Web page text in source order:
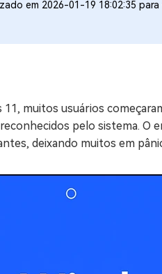
Excluir arquivos duplicados e limpar
Ferramentas
Mac Boot Genius
Grátis
Corrigir Erros de Mac Grátis
em 2026-01-19 18:02:35 para
11, muitos usuários
pelo sistema. O
deixando muitos em